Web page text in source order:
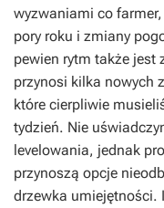
wyzwaniami co
pory roku i zmiany
pewien rytm także jest
przynosi kilka nowych
które cierpliwie
tydzień. Nie
levelowania, jednak
przynoszą opcje
drzewka umiejętności.